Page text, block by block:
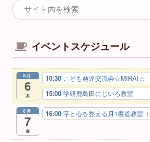
イベントスケジュール
8月
6
木
10:30 こども発達交流会☆MIRAI☆
15:00 学研鹿島田にじいろ教室
8月
7
金
16:00 字と心を整える月1書道教室（